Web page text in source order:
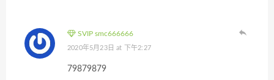
SVIP smc666666
2020年5月23日 at 下午2:27
79879879